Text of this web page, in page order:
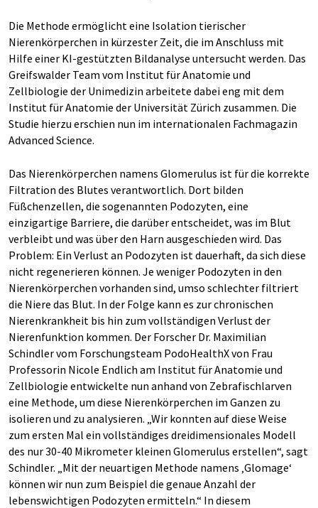
Die Methode ermöglicht eine Isolation tierischer
Nierenkörperchen in kürzester Zeit, die im Anschluss mit
Hilfe einer KI-gestützten Bildanalyse untersucht werden. Das
Greifswalder Team vom Institut für Anatomie und
Zellbiologie der Unimedizin arbeitete dabei eng mit dem
Institut für Anatomie der Universität Zürich zusammen. Die
Studie hierzu erschien nun im internationalen Fachmagazin
Advanced Science.
Das Nierenkörperchen namens Glomerulus ist für die korrekte
Filtration des Blutes verantwortlich. Dort bilden
Füßchenzellen, die sogenannten Podozyten, eine
einzigartige Barriere, die darüber entscheidet, was im Blut
verbleibt und was über den Harn ausgeschieden wird. Das
Problem: Ein Verlust an Podozyten ist dauerhaft, da sich diese
nicht regenerieren können. Je weniger Podozyten in den
Nierenkörperchen vorhanden sind, umso schlechter filtriert
die Niere das Blut. In der Folge kann es zur chronischen
Nierenkrankheit bis hin zum vollständigen Verlust der
Nierenfunktion kommen. Der Forscher Dr. Maximilian
Schindler vom Forschungsteam PodoHealthX von Frau
Professorin Nicole Endlich am Institut für Anatomie und
Zellbiologie entwickelte nun anhand von Zebrafischlarven
eine Methode, um diese Nierenkörperchen im Ganzen zu
isolieren und zu analysieren. „Wir konnten auf diese Weise
zum ersten Mal ein vollständiges dreidimensionales Modell
des nur 30-40 Mikrometer kleinen Glomerulus erstellen“, sagt
Schindler. „Mit der neuartigen Methode namens ‚Glomage‘
können wir nun zum Beispiel die genaue Anzahl der
lebenswichtigen Podozyten ermitteln.“ In diesem